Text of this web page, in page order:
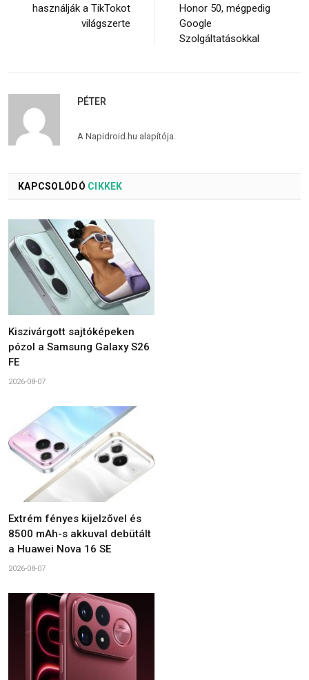
használják a TikTokot
világszerte
Honor 50, mégpedig
Google
Szolgáltatásokkal
PÉTER
A Napidroid.hu alapítója.
KAPCSOLÓDÓ CIKKEK
Kiszivárgott sajtóképeken
pózol a Samsung Galaxy S26
FE
2026-08-07
Extrém fényes kijelzővel és
8500 mAh-s akkuval debütált
a Huawei Nova 16 SE
2026-08-07